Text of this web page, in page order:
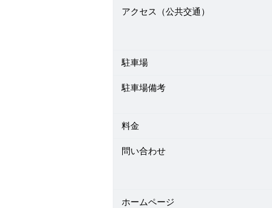
アクセス（公共交通）
駐車場
駐車場備考
料金
問い合わせ
ホームページ